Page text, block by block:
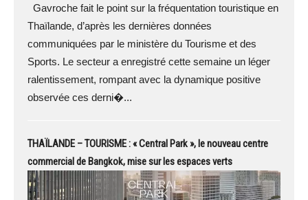
Gavroche fait le point sur la fréquentation touristique en
Thaïlande, d’après les dernières données
communiquées par le ministère du Tourisme et des
Sports. Le secteur a enregistré cette semaine un léger
ralentissement, rompant avec la dynamique positive
observée ces derni�...
THAÏLANDE – TOURISME : « Central Park », le nouveau centre
commercial de Bangkok, mise sur les espaces verts